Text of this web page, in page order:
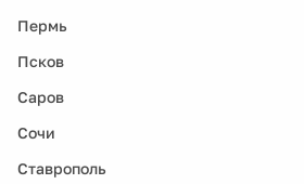
Пермь
Псков
Саров
Сочи
Ставрополь